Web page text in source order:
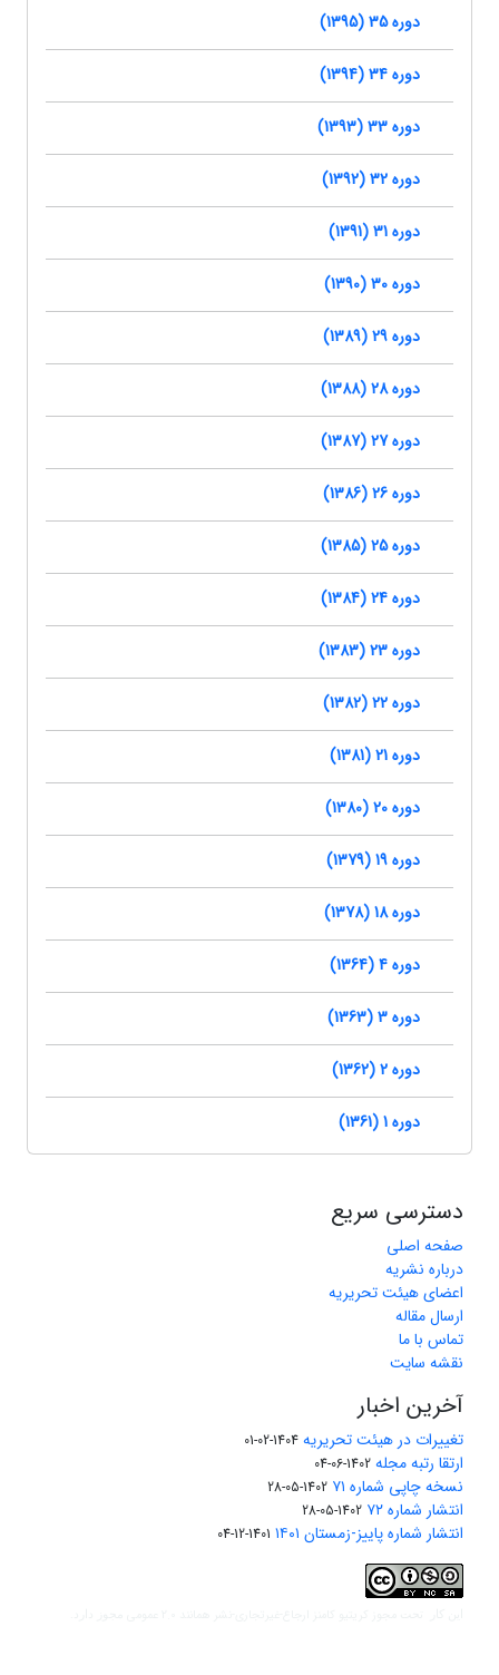
دوره 35 (1395)
دوره 34 (1394)
دوره 33 (1393)
دوره 32 (1392)
دوره 31 (1391)
دوره 30 (1390)
دوره 29 (1389)
دوره 28 (1388)
دوره 27 (1387)
دوره 26 (1386)
دوره 25 (1385)
دوره 24 (1384)
دوره 23 (1383)
دوره 22 (1382)
دوره 21 (1381)
دوره 20 (1380)
دوره 19 (1379)
دوره 18 (1378)
دوره 4 (1364)
دوره 3 (1363)
دوره 2 (1362)
دوره 1 (1361)
دسترسی سریع
صفحه اصلی
درباره نشریه
اعضای هیئت تحریریه
ارسال مقاله
تماس با ما
نقشه سایت
آخرین اخبار
تغییرات در هیئت تحریریه 1404-02-01
ارتقا رتبه مجله 1402-06-04
نسخه چاپی شماره ۷۱ 1402-05-28
انتشار شماره ۷۲ 1402-05-28
انتشار شماره پاییز-زمستان ۱۴۰۱ 1401-12-04